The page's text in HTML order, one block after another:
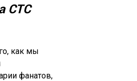
СТС
как мы
фанатов,